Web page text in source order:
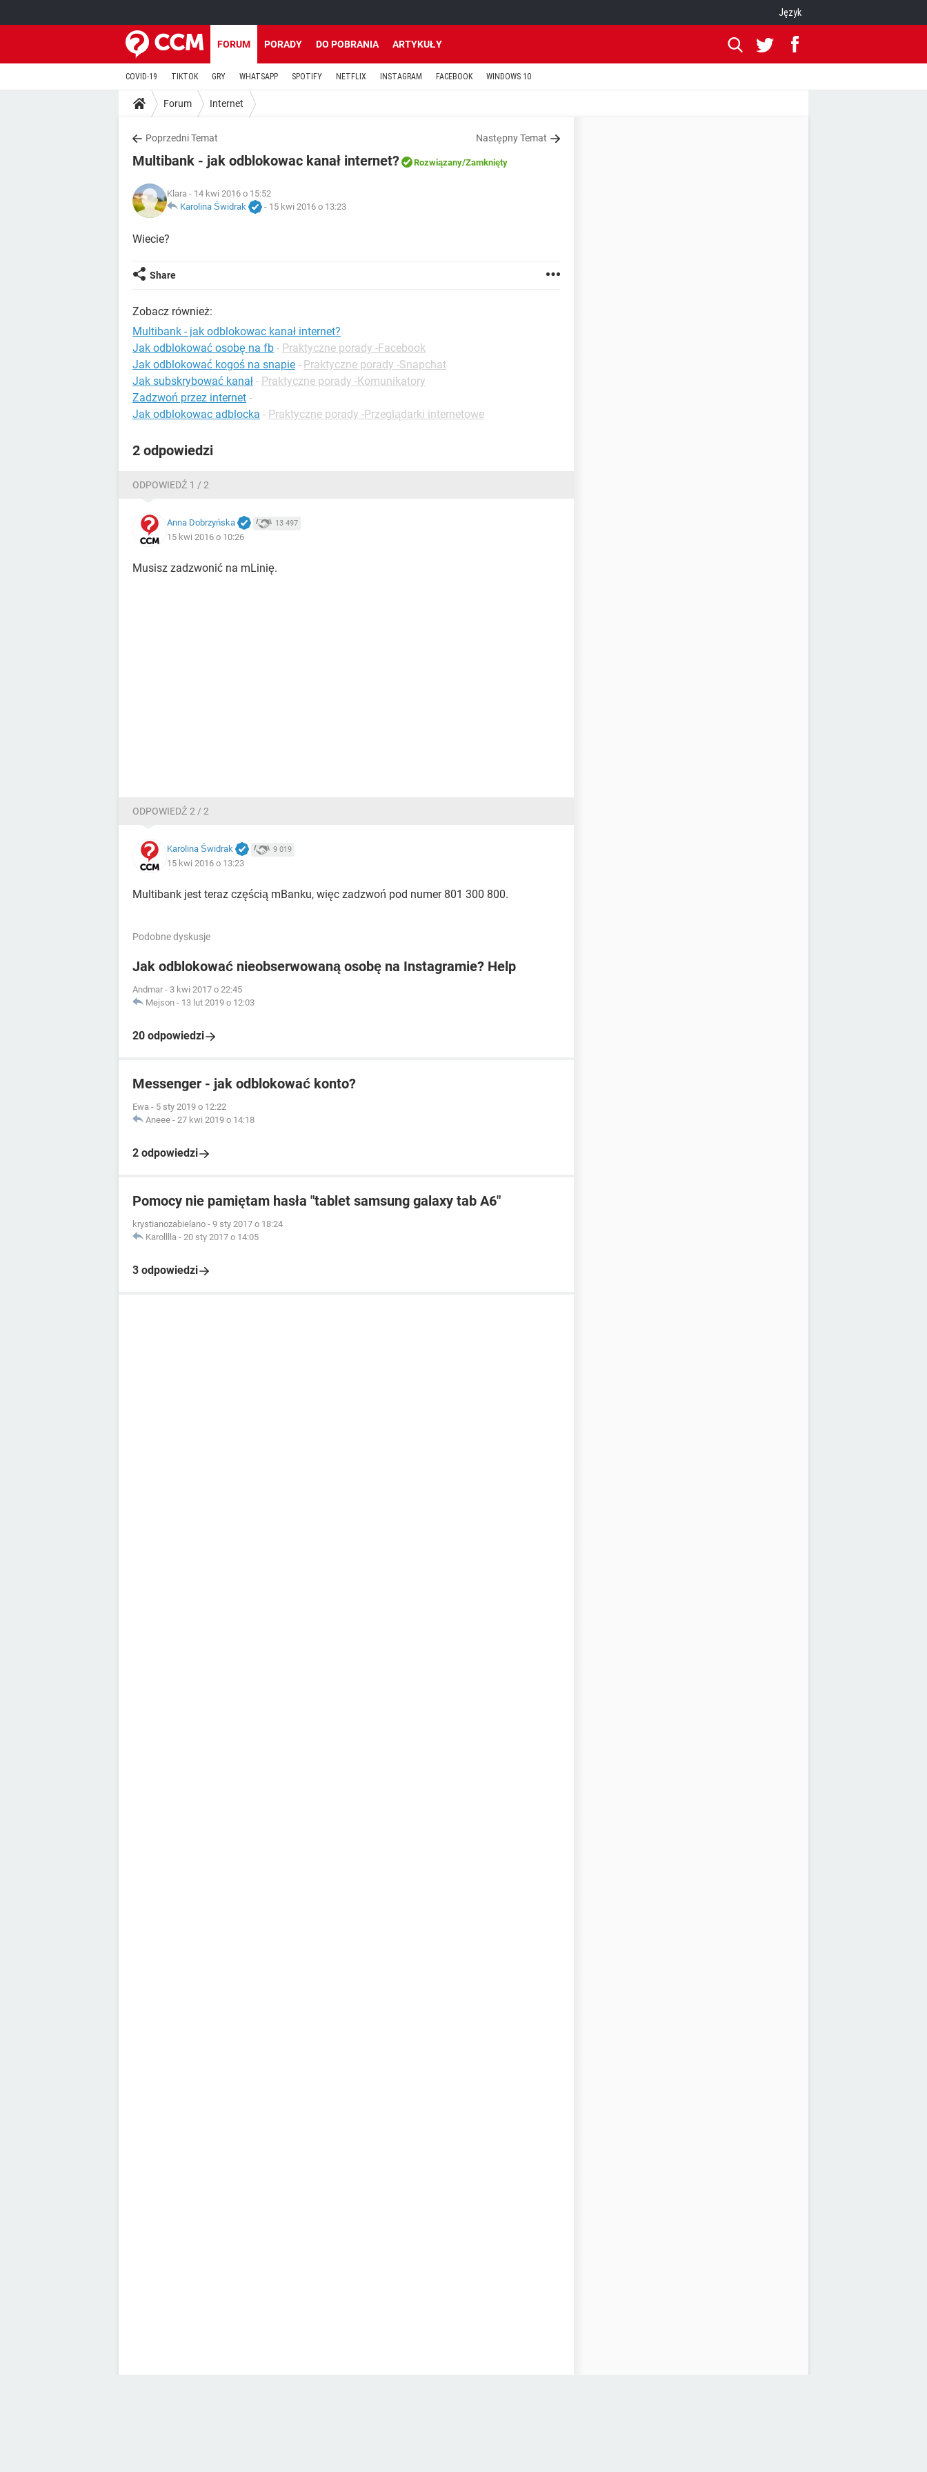
Język
FORUM PORADY DO POBRANIA ARTYKUŁY
COVID-19 TIKTOK GRY WHATSAPP SPOTIFY NETFLIX INSTAGRAM FACEBOOK WINDOWS 10
Forum Internet
Poprzedni Temat Następny Temat
Multibank - jak odblokowac kanał internet? Rozwiązany/Zamknięty
Klara - 14 kwi 2016 o 15:52
Karolina Świdrak
- 15 kwi 2016 o 13:23
Wiecie?
Share
Zobacz również:
Multibank - jak odblokowac kanał internet?
Jak odblokować osobę na fb - Praktyczne porady -Facebook
Jak odblokować kogoś na snapie - Praktyczne porady -Snapchat
Jak subskrybować kanał - Praktyczne porady -Komunikatory
Zadzwoń przez internet -
Jak odblokowac adblocka - Praktyczne porady -Przeglądarki internetowe
2 odpowiedzi
ODPOWIEDŹ 1 / 2
Anna Dobrzyńska 13 497
15 kwi 2016 o 10:26
Musisz zadzwonić na mLinię.
ODPOWIEDŹ 2 / 2
Karolina Świdrak 9 019
15 kwi 2016 o 13:23
Multibank jest teraz częścią mBanku, więc zadzwoń pod numer 801 300 800.
Podobne dyskusje
Jak odblokować nieobserwowaną osobę na Instagramie? Help
Andmar - 3 kwi 2017 o 22:45
Mejson - 13 lut 2019 o 12:03
20 odpowiedzi
Messenger - jak odblokować konto?
Ewa - 5 sty 2019 o 12:22
Aneee - 27 kwi 2019 o 14:18
2 odpowiedzi
Pomocy nie pamiętam hasła "tablet samsung galaxy tab A6"
krystianozabielano - 9 sty 2017 o 18:24
Karolllla - 20 sty 2017 o 14:05
3 odpowiedzi